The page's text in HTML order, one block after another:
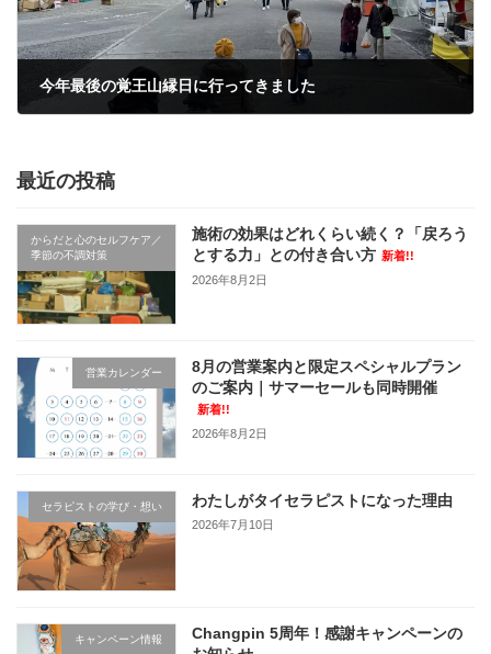
今年最後の覚王山縁日に行ってきました
最近の投稿
からだと心のセルフケア／
季節の不調対策
施術の効果はどれくらい続く？「戻ろう
とする力」との付き合い方 新着!!
2026年8月2日
営業カレンダー
8月の営業案内と限定スペシャルプラン
のご案内｜サマーセールも同時開催
新着!!
2026年8月2日
セラピストの学び・想い わたしがタイセラピストになった理由
2026年7月10日
キャンペーン情報
Changpin 5周年！感謝キャンペーンの